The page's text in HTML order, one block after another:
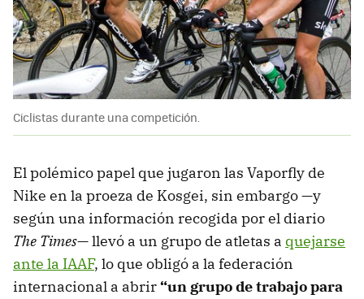
Ciclistas durante una competición.
El polémico papel que jugaron las Vaporfly de
Nike en la proeza de Kosgei, sin embargo —y
según una información recogida por el diario
The Times— llevó a un grupo de atletas a quejarse
ante la IAAF, lo que obligó a la federación
internacional a abrir“un grupo de trabajo para